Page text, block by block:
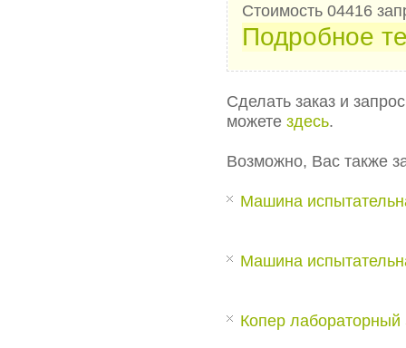
Стоимость 04416
Подробное
Сделать заказ и
можете здесь.
Возможно, Вас также
Машина
Машина
Копер лабораторный